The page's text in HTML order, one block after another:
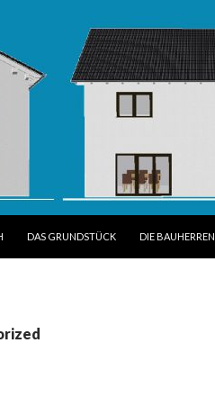
DAS GRUNDSTÜCK DIE BAUHERREN